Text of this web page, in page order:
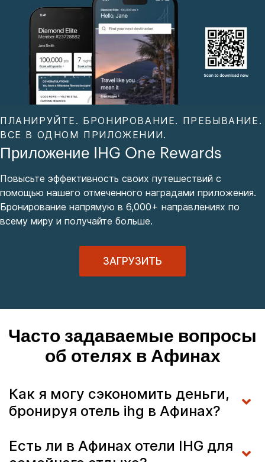
ПЛАНИРУЙТЕ. БРОНИРОВАНИЕ. ПРЕБЫВАНИЕ.
ВСЕ В ОДНОМ ПРИЛОЖЕНИИ.
Приложение IHG One Rewards
Повысьте эффективность своих путешествий с
помощью нашего отмеченного наградами приложения.
Бронирование напрямую в 6,000+ направлениях по
всему миру и получайте больше.
ЗАГРУЗИТЬ
Часто задаваемые вопросы
об отелях в Афинах
Как я могу сэкономить деньги,
бронируя отель ihg в Афинах?
Есть ли в Афинах отели IHG для